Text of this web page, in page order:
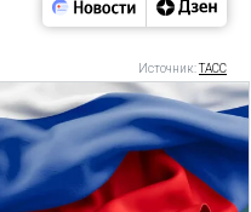
Источник:ТАСС